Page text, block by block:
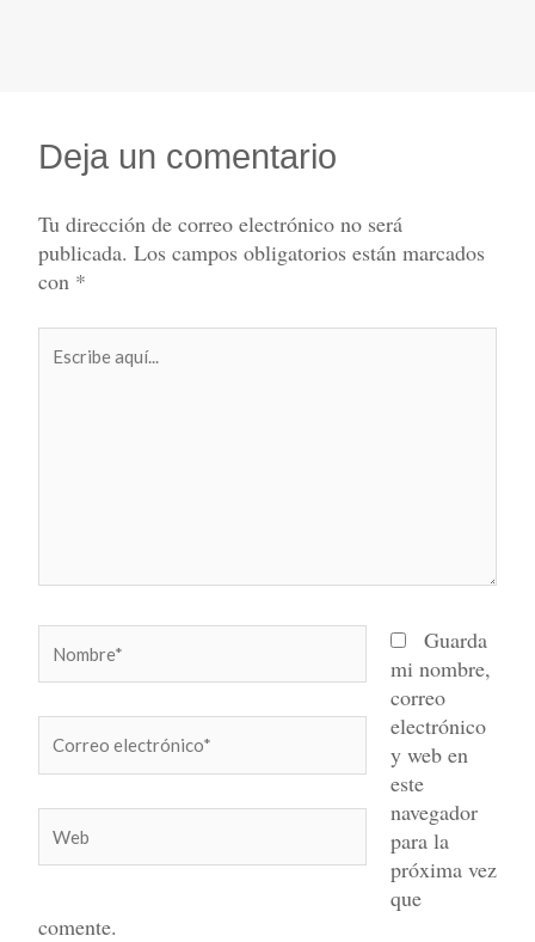
Deja un comentario
Tu dirección de correo electrónico no será
publicada. Los campos obligatorios están marcados
con *
aquí...
electrónico*
Guarda
mi nombre,
correo
electrónico
y web en
este
navegador
para la
próxima vez
que
comente.